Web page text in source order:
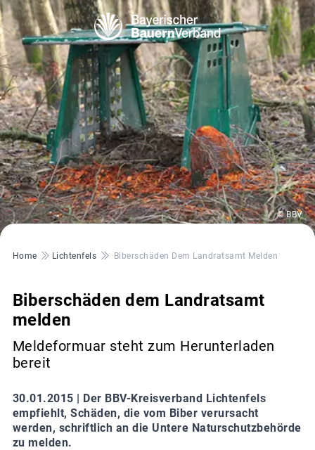
© BBV
Pfadnavigation
Home Lichtenfels Biberschäden Dem Landratsamt Melden
Biberschäden dem Landratsamt
melden
Meldeformuar steht zum Herunterladen
bereit
30.01.2015 | Der BBV-Kreisverband Lichtenfels
empfiehlt, Schäden, die vom Biber verursacht
werden, schriftlich an die Untere Naturschutzbehörde
zu melden.